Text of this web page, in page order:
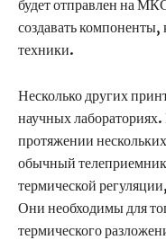
будет отправлен на
создавать
техники.
Несколько других
научных
протяжении
обычный
термической
Они необходимы для
термического